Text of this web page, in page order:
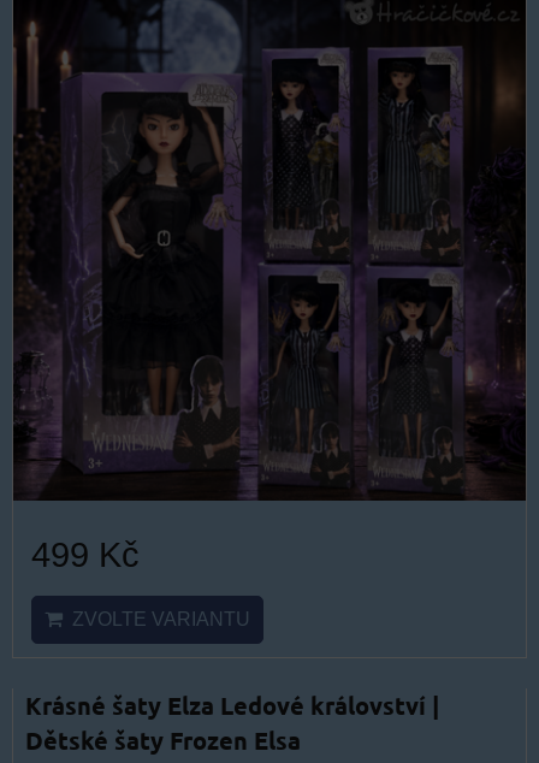
499 Kč
ZVOLTE VARIANTU
Krásné šaty Elza Ledové království |
Dětské šaty Frozen Elsa